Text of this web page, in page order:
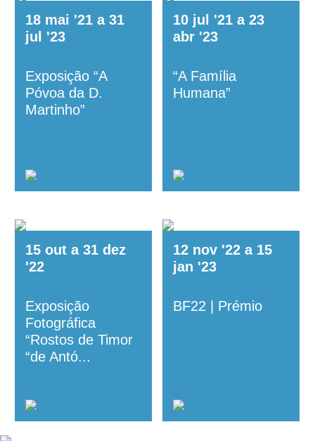
18 mai '21 a 31
jul
'23
Exposição “A
Póvoa da D.
Martinho”
10 jul '21 a 23
abr '23
“A Família
Humana”
15 out a 31 dez
'22
Exposição
Fotográfica
“Rostos de Timor
“de Antó...
12 nov '22 a 15
jan '23
BF22 | Prémio